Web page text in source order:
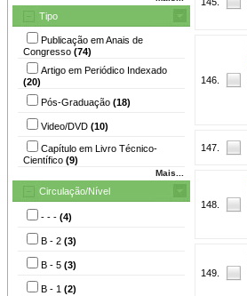
Tipo
Publicação em Anais de
Congresso (74)
Artigo em Periódico Indexado
(20)
Pós-Graduação (18)
Video/DVD (10)
Capítulo em Livro Técnico-
Científico (9)
Mais...
Circulação/Nível
- - - (4)
B - 2 (3)
B - 5 (3)
B - 1 (2)
146.
147.
148.
149.